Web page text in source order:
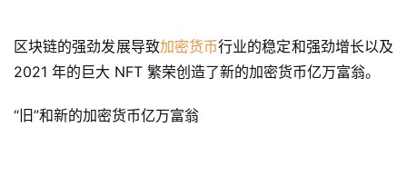
区块链的强劲发展导致加密货币行业的稳定和强劲增长以及
2021 年的巨大 NFT 繁荣创造了新的加密货币亿万富翁。
“旧”和新的加密货币亿万富翁